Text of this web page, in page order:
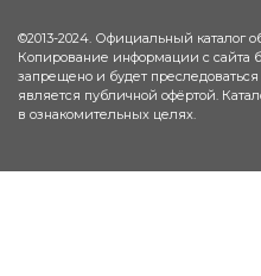
©2013-2024. Официальный каталог
Копирование информации с сайта
запрещено и будет
является публичной офёртой.
в ознакомительных целях.